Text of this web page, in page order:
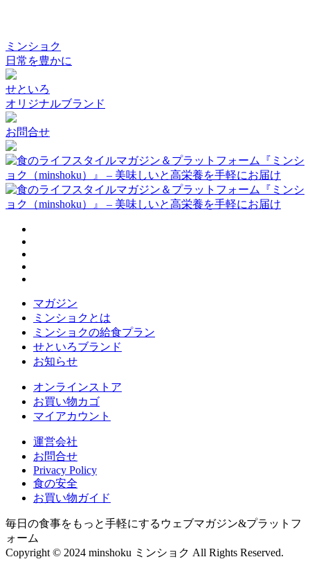
ミンショク
日常を豊かに
せといろ
オリジナルブランド
お問合せ
マガジン
ミンショクとは
ミンショクの給食プラン
せといろブランド
お知らせ
オンラインストア
お買い物カゴ
マイアカウント
運営会社
お問合せ
Privacy Policy
食の安全
お買い物ガイド
毎日の食事をもっと手軽にするウェブマガジン&プラットフ
ォーム
Copyright © 2024 minshoku ミンショク All Rights Reserved.